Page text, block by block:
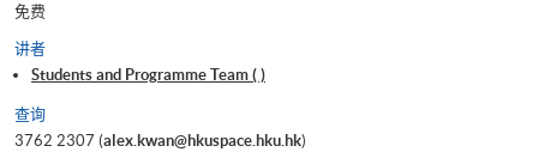
免费
讲者
Students and Programme Team ( )
查询
3762 2307 (alex.kwan@hkuspace.hku.hk)